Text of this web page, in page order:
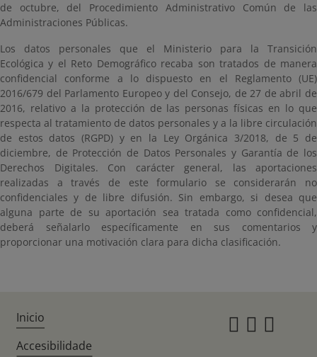
de octubre, del Procedimiento Administrativo Común de las
Administraciones Públicas.
Los datos personales que el Ministerio para la Transición
Ecológica y el Reto Demográfico recaba son tratados de manera
confidencial conforme a lo dispuesto en el Reglamento (UE)
2016/679 del Parlamento Europeo y del Consejo, de 27 de abril de
2016, relativo a la protección de las personas físicas en lo que
respecta al tratamiento de datos personales y a la libre circulación
de estos datos (RGPD) y en la Ley Orgánica 3/2018, de 5 de
diciembre, de Protección de Datos Personales y Garantía de los
Derechos Digitales. Con carácter general, las aportaciones
realizadas a través de este formulario se considerarán no
confidenciales y de libre difusión. Sin embargo, si desea que
alguna parte de su aportación sea tratada como confidencial,
deberá señalarlo específicamente en sus comentarios y
proporcionar una motivación clara para dicha clasificación.
Inicio
Accesibilidade